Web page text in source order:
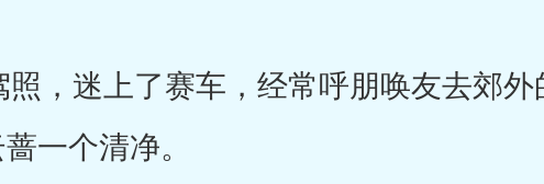
，迷上了赛车，经常呼朋唤友去郊外
一个清净。